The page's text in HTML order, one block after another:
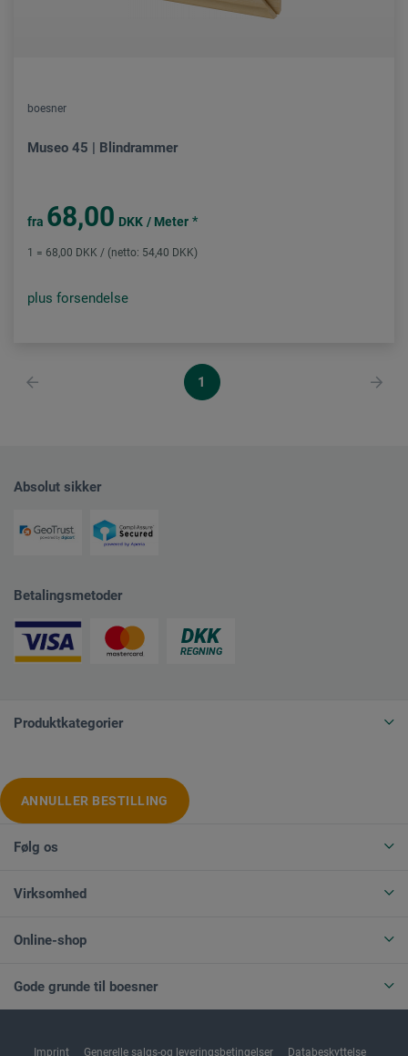
boesner
Museo 45 | Blindrammer
fra 68,00 DKK / Meter *
1 = 68,00 DKK / (netto: 54,40 DKK)
plus forsendelse
1
Absolut sikker
Betalingsmetoder
Produktkategorier
ANNULLER BESTILLING
Følg os
Virksomhed
Online-shop
Gode grunde til boesner
Imprint Generelle salgs-og leveringsbetingelser Databeskyttelse